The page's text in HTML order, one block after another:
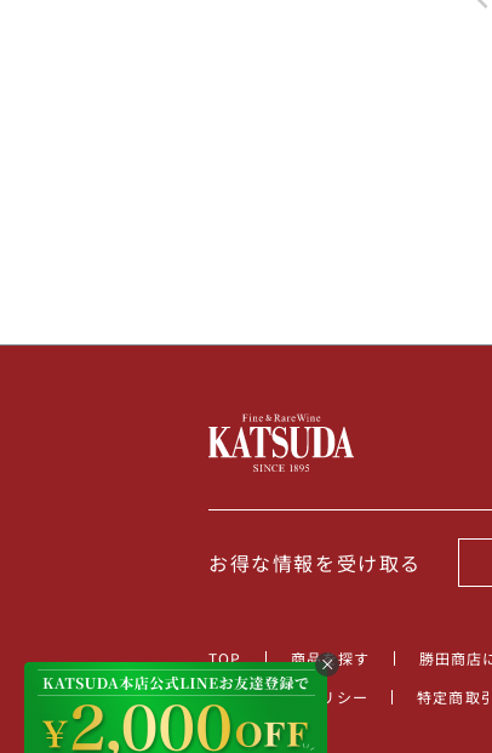
お得な情報を受け取る
TOP 商品を探す 勝田商店
プライバシーポリシー
特定商取